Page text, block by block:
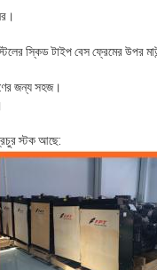
স্কিড টাইপ বেস ফ্রেমের উপর
জন্য সহজ।
স্টক আছে: